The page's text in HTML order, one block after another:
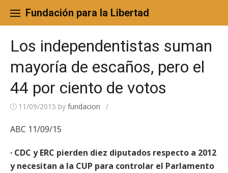
content
Fundación para la Libertad
Los independentistas suman
mayoría de escaños, pero el
44 por ciento de votos
11/09/2015 by fundacion /
ABC 11/09/15
· CDC y ERC pierden diez diputados respecto a 2012
y necesitan a la CUP para controlar el Parlamento